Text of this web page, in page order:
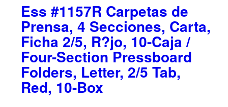
Ess #1157R Carpetas de
Prensa, 4 Secciones, Carta,
Ficha 2/5, R?jo, 10-Caja /
Four-Section Pressboard
Folders, Letter, 2/5 Tab,
Red, 10-Box